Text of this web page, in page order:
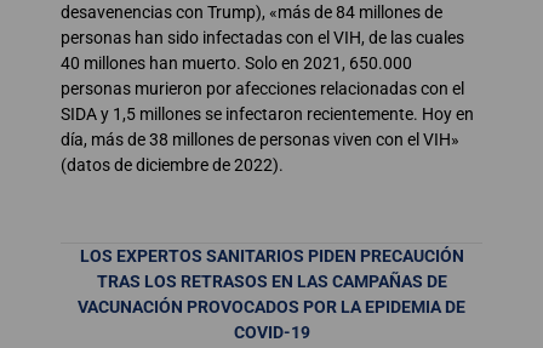
desavenencias con Trump), «más de 84 millones de
personas han sido infectadas con el VIH, de las cuales
40 millones han muerto. Solo en 2021, 650.000
personas murieron por afecciones relacionadas con el
SIDA y 1,5 millones se infectaron recientemente. Hoy en
día, más de 38 millones de personas viven con el VIH»
(datos de diciembre de 2022).
LOS EXPERTOS SANITARIOS PIDEN PRECAUCIÓN
TRAS LOS RETRASOS EN LAS CAMPAÑAS DE
VACUNACIÓN PROVOCADOS POR LA EPIDEMIA DE
COVID-19